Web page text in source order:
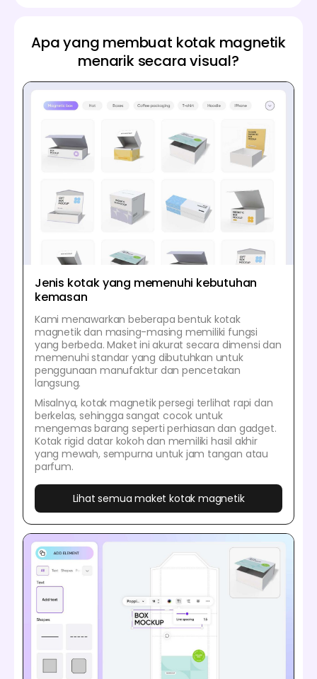
Apa yang membuat kotak magnetik
menarik secara visual?
Jenis kotak yang memenuhi kebutuhan
kemasan
Kami menawarkan beberapa bentuk kotak
magnetik dan masing-masing memiliki fungsi
yang berbeda. Maket ini akurat secara dimensi dan
memenuhi standar yang dibutuhkan untuk
penggunaan manufaktur dan pencetakan
langsung.
Misalnya, kotak magnetik persegi terlihat rapi dan
berkelas, sehingga sangat cocok untuk
mengemas barang seperti perhiasan dan gadget.
Kotak rigid datar kokoh dan memiliki hasil akhir
yang mewah, sempurna untuk jam tangan atau
parfum.
Lihat semua maket kotak magnetik